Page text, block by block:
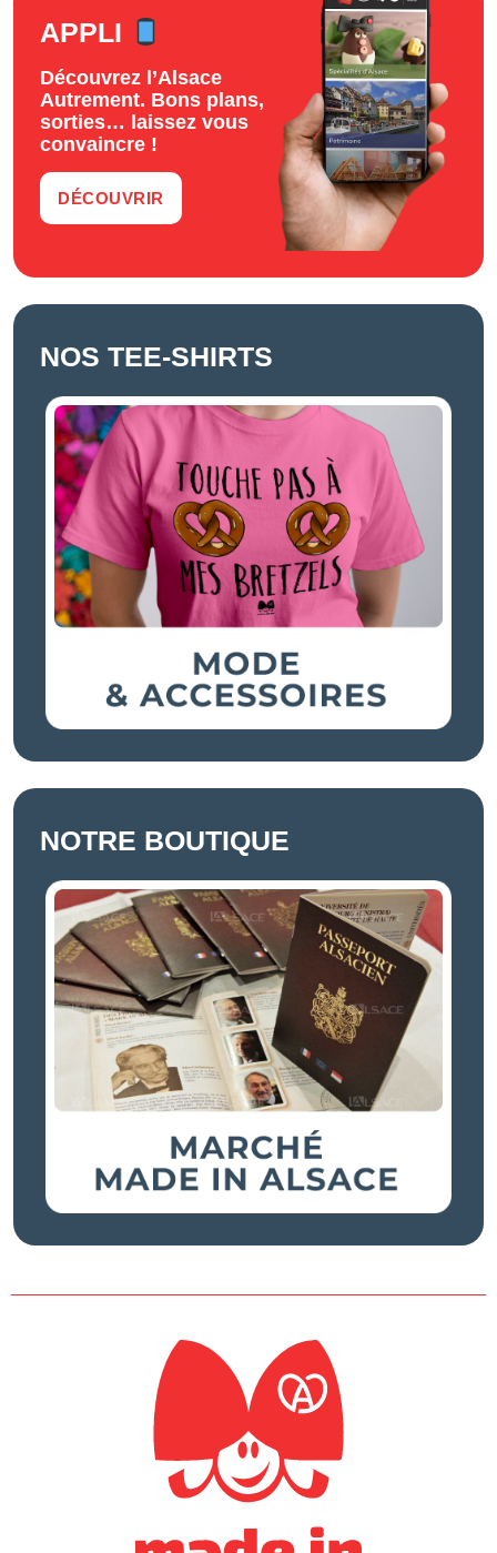
APPLI
Découvrez l’Alsace
Autrement. Bons plans,
sorties… laissez vous
convaincre !
DÉCOUVRIR
NOS TEE-SHIRTS
NOTRE BOUTIQUE